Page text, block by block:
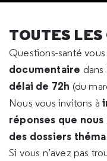
TOUTES
Questions-santé
documentaire
délai de 72h (du
Nous vous invitons à
réponses que nous
des dossiers
Si vous n’avez pas